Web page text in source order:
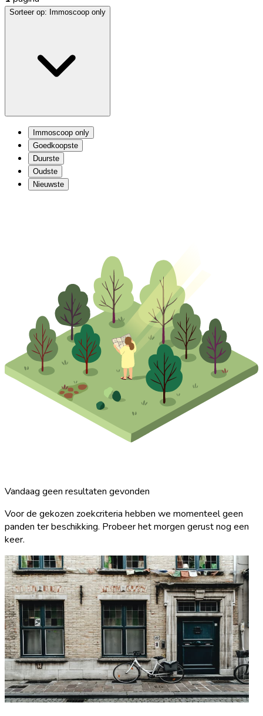
Sorteer op: Immoscoop only
Immoscoop only
Goedkoopste
Duurste
Oudste
Nieuwste
Vandaag geen resultaten gevonden
Voor de gekozen zoekcriteria hebben we momenteel geen
panden ter beschikking. Probeer het morgen gerust nog een
keer.